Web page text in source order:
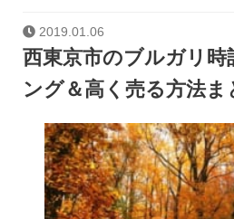
2019.01.06
西東京市のブルガリ時
ング＆高く売る方法ま